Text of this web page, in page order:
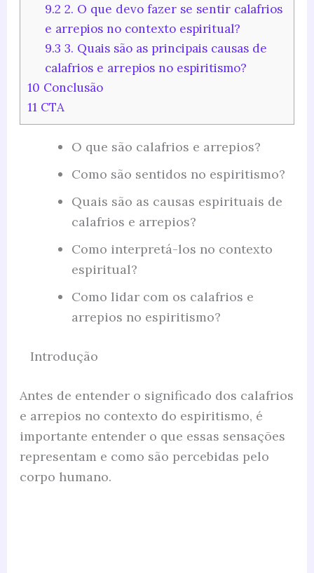
9.2 2. O que devo fazer se sentir calafrios
e arrepios no contexto espiritual?
9.3 3. Quais são as principais causas de
calafrios e arrepios no espiritismo?
10 Conclusão
11CTA
O que são calafrios e arrepios?
Como são sentidos no espiritismo?
Quais são as causas espirituais de
calafrios e arrepios?
Como interpretá-los no contexto
espiritual?
Como lidar com os calafrios e
arrepios no espiritismo?
Introdução
Antes de entender o significado dos calafrios
e arrepios no contexto do espiritismo, é
importante entender o que essas sensações
representam e como são percebidas pelo
corpo humano.